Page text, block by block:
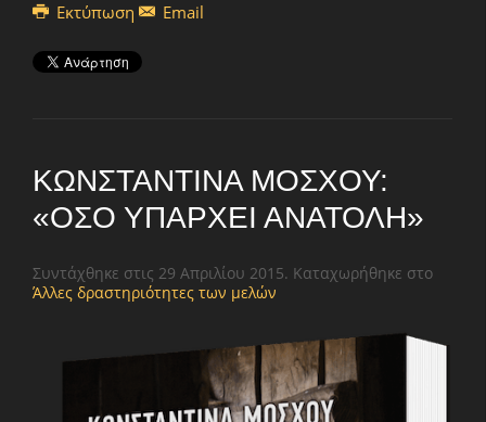
Εκτύπωση Email
ΚΩΝΣΤΑΝΤΊΝΑ ΜΌΣΧΟΥ:
«ΌΣΟ ΥΠΆΡΧΕΙ ΑΝΑΤΟΛΉ»
Συντάχθηκε στις 29 Απριλίου 2015. Καταχωρήθηκε στο
Άλλες δραστηριότητες των μελών